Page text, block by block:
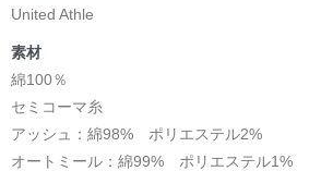
United Athle
素材
綿100％
セミコーマ糸
アッシュ：綿98% ポリエステル2%
オートミール：綿99% ポリエステル1%